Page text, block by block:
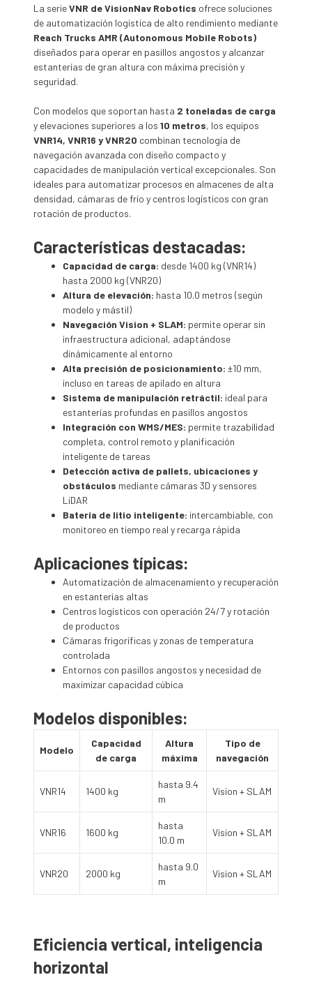
La serieVNR de VisionNav Robotics ofrece soluciones
de automatización logística de alto rendimiento mediante
Reach Trucks AMR (Autonomous Mobile Robots)
diseñados para operar en pasillos angostos y alcanzar
estanterías de gran altura con máxima precisión y
seguridad.
Con modelos que soportan hasta 2 toneladas de carga
y elevaciones superiores a los 10 metros, los equipos
VNR14, VNR16 y VNR20 combinan tecnología de
navegación avanzada con diseño compacto y
capacidades de manipulación vertical excepcionales. Son
ideales para automatizar procesos en almacenes de alta
densidad, cámaras de frío y centros logísticos con gran
rotación de productos.
Características destacadas:
Capacidad de carga: desde 1400 kg (VNR14)
hasta 2000 kg (VNR20)
Altura de elevación: hasta 10.0 metros (según
modelo y mástil)
Navegación Vision + SLAM: permite operar sin
infraestructura adicional, adaptándose
dinámicamente al entorno
Alta precisión de posicionamiento: ±10 mm,
incluso en tareas de apilado en altura
Sistema de manipulación retráctil: ideal para
estanterías profundas en pasillos angostos
Integración con WMS/MES: permite trazabilidad
completa, control remoto y planificación
inteligente de tareas
Detección activa de pallets, ubicaciones y
obstáculos mediante cámaras 3D y sensores
LiDAR
Batería de litio inteligente: intercambiable, con
monitoreo en tiempo real y recarga rápida
Aplicaciones típicas:
Automatización de almacenamiento y recuperación
en estanterías altas
Centros logísticos con operación 24/7 y rotación
de productos
Cámaras frigoríficas y zonas de temperatura
controlada
Entornos con pasillos angostos y necesidad de
maximizar capacidad cúbica
Modelos disponibles:
Modelo
Capacidad
de carga
Altura
máxima
Tipo de
navegación
VNR14 1400 kg
hasta 9.4
m
Vision + SLAM
VNR16 1600 kg
hasta
10.0 m
Vision + SLAM
VNR20 2000 kg
hasta 9.0
m
Vision + SLAM
Eficiencia vertical, inteligencia
horizontal